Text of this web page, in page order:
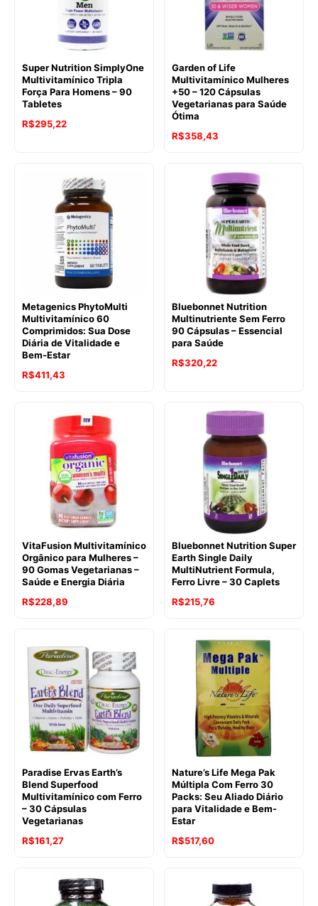
Super Nutrition SimplyOne
Multivitamínico Tripla
Força Para Homens – 90
Tabletes
R$295,22
Garden of Life
Multivitamínico Mulheres
+50 – 120 Cápsulas
Vegetarianas para Saúde
Ótima
R$358,43
Metagenics PhytoMulti
Multivitamínico 60
Comprimidos: Sua Dose
Diária de Vitalidade e
Bem-Estar
R$411,43
Bluebonnet Nutrition
Multinutriente Sem Ferro
90 Cápsulas – Essencial
para Saúde
R$320,22
VitaFusion Multivitamínico
Orgânico para Mulheres –
90 Gomas Vegetarianas –
Saúde e Energia Diária
R$228,89
Bluebonnet Nutrition Super
Earth Single Daily
MultiNutrient Formula,
Ferro Livre – 30 Caplets
R$215,76
Paradise Ervas Earth’s
Blend Superfood
Multivitamínico com Ferro
– 30 Cápsulas
Vegetarianas
R$161,27
Nature’s Life Mega Pak
Múltipla Com Ferro 30
Packs: Seu Aliado Diário
para Vitalidade e Bem-
Estar
R$517,60